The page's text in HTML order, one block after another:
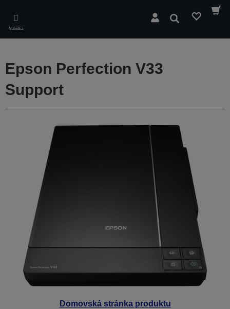
main
content
Nabídka
Hledat
Domovská stránka produktu
Epson Perfection V33
Support